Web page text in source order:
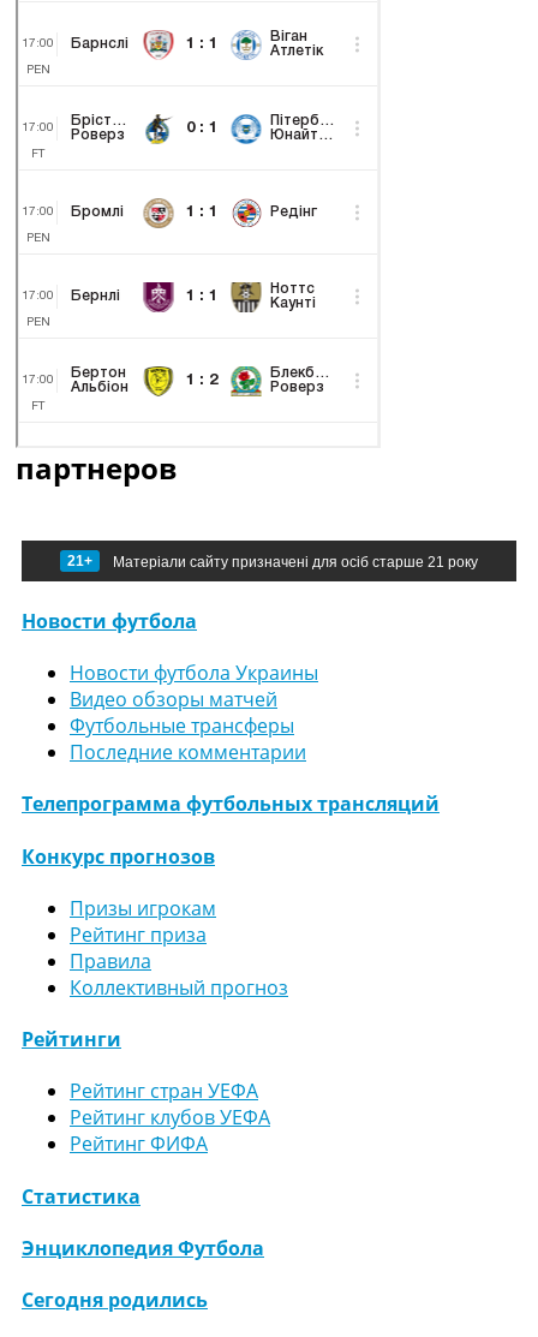
партнеров
21+ Матеріали сайту призначені для осіб старше 21 року
Новости футбола
Новости футбола Украины
Видео обзоры матчей
Футбольные трансферы
Последние комментарии
Телепрограмма футбольных трансляций
Конкурс прогнозов
Призы игрокам
Рейтинг приза
Правила
Коллективный прогноз
Рейтинги
Рейтинг стран УЕФА
Рейтинг клубов УЕФА
Рейтинг ФИФА
Статистика
Энциклопедия Футбола
Сегодня родились